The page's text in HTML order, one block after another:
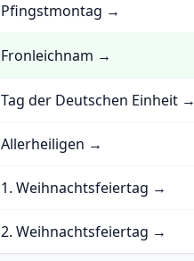
Pfingstmontag →
Fronleichnam →
Tag der Deutschen Einheit →
Allerheiligen →
1. Weihnachtsfeiertag →
2. Weihnachtsfeiertag →